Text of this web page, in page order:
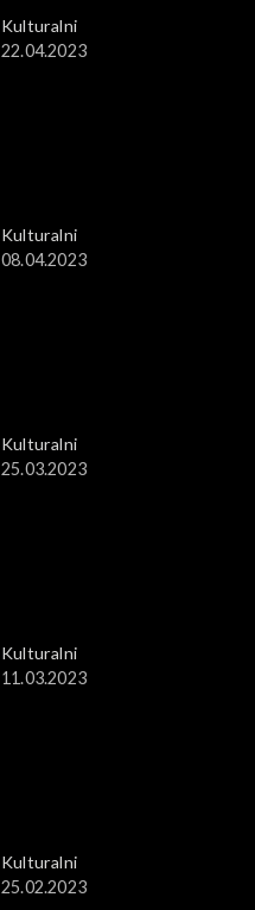
Kulturalni
22.04.2023
Kulturalni
08.04.2023
Kulturalni
25.03.2023
Kulturalni
11.03.2023
Kulturalni
25.02.2023